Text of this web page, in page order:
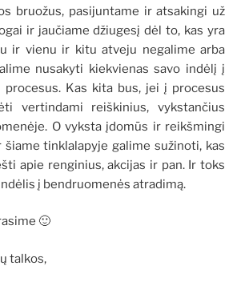
bruožus, pasijuntame ir atsakingi už
ir jaučiame džiugesį dėl to, kas yra
ir vienu ir kitu atveju negalime arba
nusakyti kiekvienas savo indėlį į
Kas kita bus, jei į procesus
vertindami reiškinius, vykstančius
O vyksta įdomūs ir reikšmingi
šiame tinklalapyje galime sužinoti, kas
apie renginius, akcijas ir pan. Ir toks
į bendruomenės atradimą.
🙂
talkos,